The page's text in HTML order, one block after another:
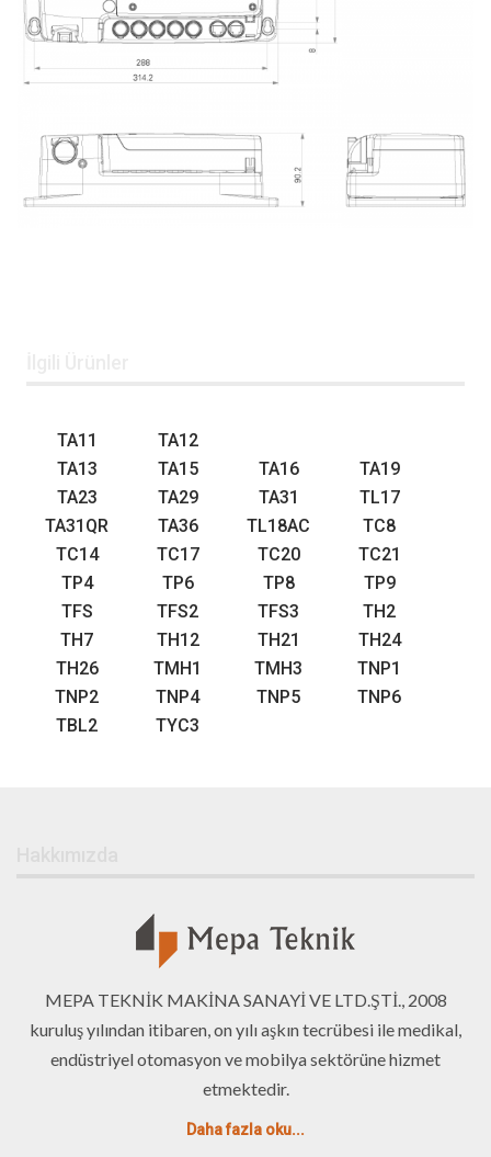
TA11
TA12
TA13
TA15 TA16
TA19
TA23
TA29 TA31
TL17
TA31QR
TA36 TL18AC
TC8
TC14
TC17 TC20
TC21
TP4
TP6 TP8
TP9
TFS
TFS2 TFS3
TH2
TH7
TH12 TH21
TH24
TH26
TMH1 TMH3
TNP1
TNP2
TNP4 TNP5
TNP6
TBL2
TYC3
MEPA TEKNİK MAKİNA SANAYİ VE LTD.ŞTİ., 2008
kuruluş yılından itibaren, on yılı aşkın tecrübesi ile medikal,
endüstriyel otomasyon ve mobilya sektörüne hizmet
etmektedir.
Daha fazla oku...